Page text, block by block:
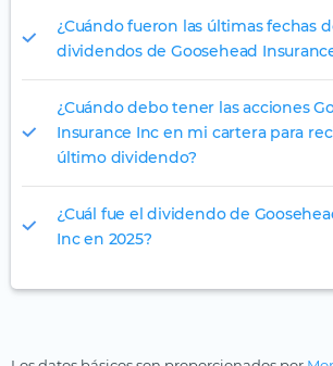
¿Cuándo fueron las últimas fechas
dividendos de Goosehead
¿Cuándo debo tener las acciones
Insurance Inc en mi cartera para
último dividendo?
¿Cuál fue el dividendo de
Inc en 2025?